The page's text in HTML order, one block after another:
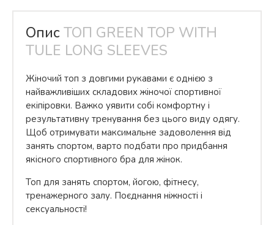
Опис ТОП GREEN TOP WITH
TULE LONG SLEEVES
Жіночий топ з довгими рукавами є однією з
найважливіших складових жіночої спортивної
екіпіровки. Важко уявити собі комфортну і
результативну тренування без цього виду одягу.
Щоб отримувати максимальне задоволення від
занять спортом, варто подбати про придбання
якісного спортивного бра для жінок.
Топ для занять спортом, йогою, фітнесу,
тренажерного залу. Поєднання ніжності і
сексуальності!